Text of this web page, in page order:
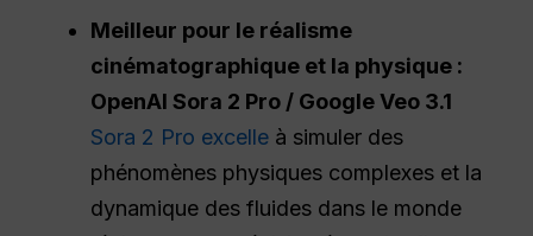
Meilleur pour le réalisme
cinématographique et la physique :
OpenAI Sora 2 Pro / Google Veo 3.1
Sora 2 Pro excelle à simuler des
phénomènes physiques complexes et la
dynamique des fluides dans le monde